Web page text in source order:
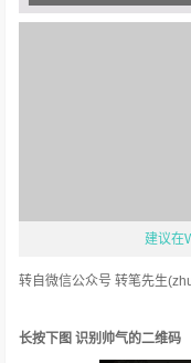
建议在
转自微信公众号 转笔先生
长按下图 识别帅气的二维码